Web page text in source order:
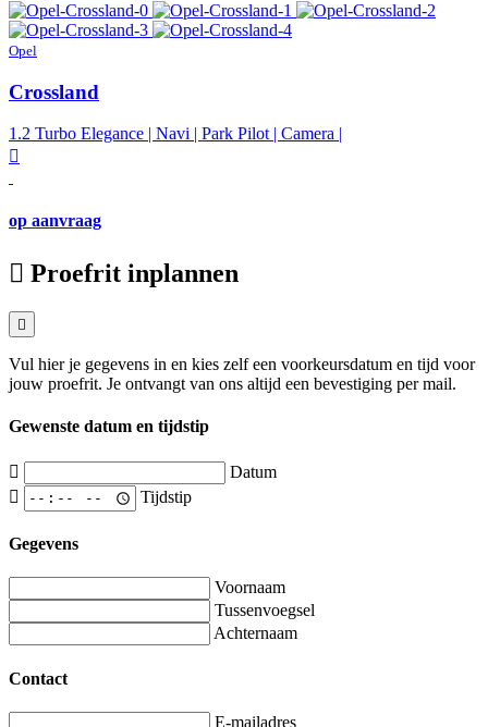
Opel
Crossland
1.2 Turbo Elegance | Navi | Park Pilot | Camera |
op aanvraag
Proefrit inplannen
Vul hier je gegevens in en kies zelf een voorkeursdatum en tijd voor
jouw proefrit. Je ontvangt van ons altijd een bevestiging per mail.
Gewenste datum en tijdstip
Datum
Tijdstip
Gegevens
Voornaam
Tussenvoegsel
Achternaam
Contact
E-mailadres